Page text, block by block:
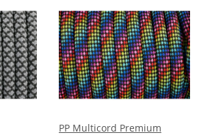
PP Multicord Premium